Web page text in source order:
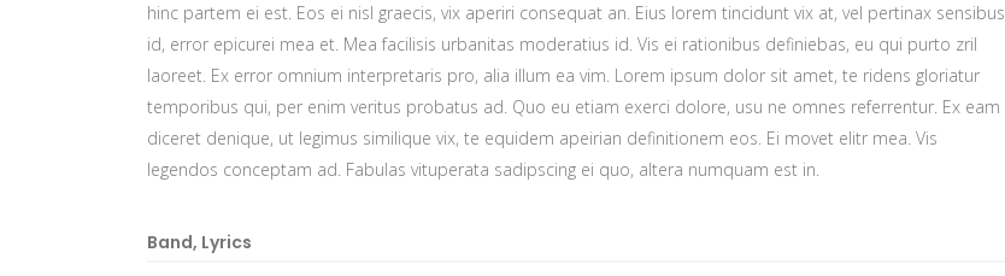
hinc partem ei est. Eos ei nisl graecis, vix aperiri consequat an. Eius lorem tincidunt vix at, vel pertinax sensibus
id, error epicurei mea et. Mea facilisis urbanitas moderatius id. Vis ei rationibus definiebas, eu qui purto zril
laoreet. Ex error omnium interpretaris pro, alia illum ea vim. Lorem ipsum dolor sit amet, te ridens gloriatur
temporibus qui, per enim veritus probatus ad. Quo eu etiam exerci dolore, usu ne omnes referrentur. Ex eam
diceret denique, ut legimus similique vix, te equidem apeirian definitionem eos. Ei movet elitr mea. Vis
legendos conceptam ad. Fabulas vituperata sadipscing ei quo, altera numquam est in.
Band, Lyrics